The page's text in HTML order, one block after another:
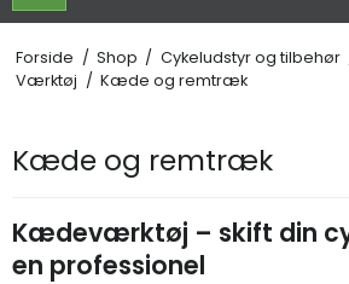
Forside / Shop / Cykeludstyr og tilbehør
Værktøj / Kæde og remtræk
Kæde og remtræk
Kædeværktøj – skift din
en professionel